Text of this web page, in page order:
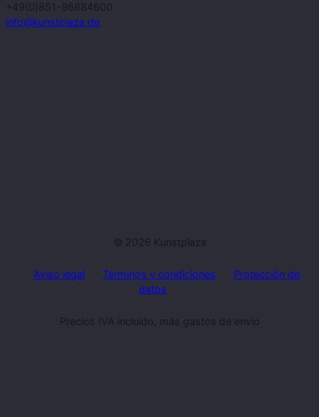
+49(0)851-96684600
info@kunstplaza.de
© 2026 Kunstplaza
Aviso legal Términos y condiciones
Protección de
datos
Precios IVA incluido, más gastos de envío